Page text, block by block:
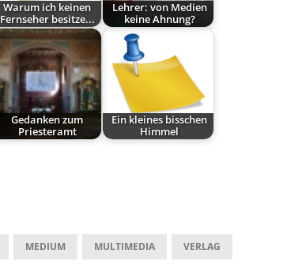
Warum ich keinen
Fernseher besitze...
Lehrer: von Medien
keine Ahnung?
Gedanken zum
Priesteramt
Ein kleines bisschen
Himmel
MEDIUM MULTIMEDIA VERLAG